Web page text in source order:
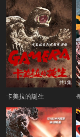
共1集
卡美拉的誕生